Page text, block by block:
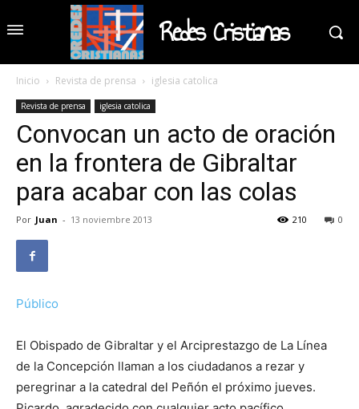
Redes Cristianas
Inicio Revista de prensa iglesia catolica
Revista de prensa iglesia catolica
Convocan un acto de oración
en la frontera de Gibraltar
para acabar con las colas
Por Juan - 13 noviembre 2013 0
210
Público
El Obispado de Gibraltar y el Arciprestazgo de La Línea
de la Concepción llaman a los ciudadanos a rezar y
peregrinar a la catedral del Peñón el próximo jueves.